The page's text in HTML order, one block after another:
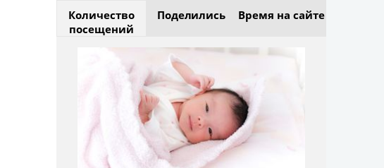
Количество
посещений
Поделились Время на сайте